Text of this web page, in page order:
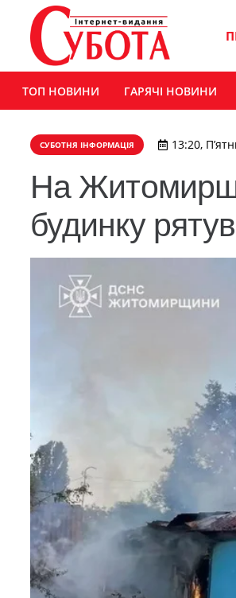
ТОП НОВИНИ ГАРЯЧІ НОВИНИ
СУБОТНЯ ІНФОРМАЦІЯ 13:20,
На
будинку